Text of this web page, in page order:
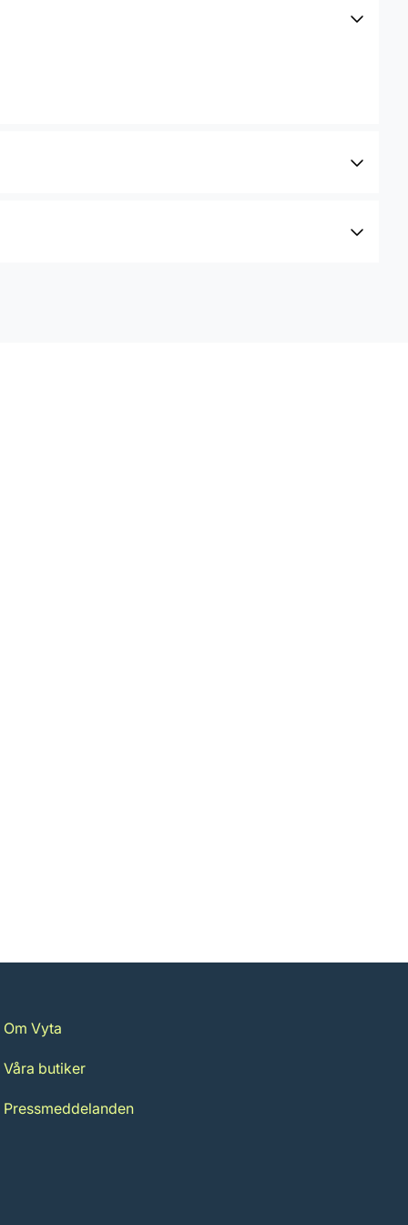
Om Vyta
Våra butiker
Pressmeddelanden